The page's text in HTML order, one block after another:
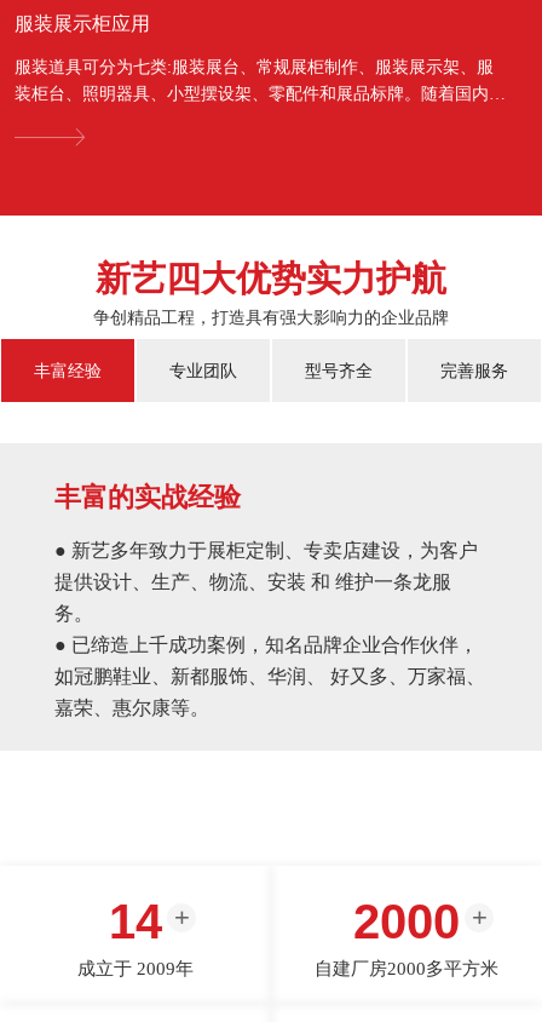
服装展示柜应用
服装道具可分为七类:服装展台、常规展柜制作、服装展示架、服
装柜台、照明器具、小型摆设架、零配件和展品标牌。随着国内经
新艺四大优势实力护航
争创精品工程，打造具有强大影响力的企业品牌
丰富经验 专业团队 型号齐全 完善服务
丰富的实战经验
● 新艺多年致力于展柜定制、专卖店建设，为客户
提供设计、生产、物流、安装 和 维护一条龙服
务。
● 已缔造上千成功案例，知名品牌企业合作伙伴，
如冠鹏鞋业、新都服饰、华润、 好又多、万家福、
嘉荣、惠尔康等。
14
成立于 2009年
2000
自建厂房2000多平方米